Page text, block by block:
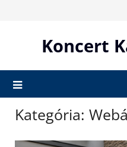
Koncert
Kategória: